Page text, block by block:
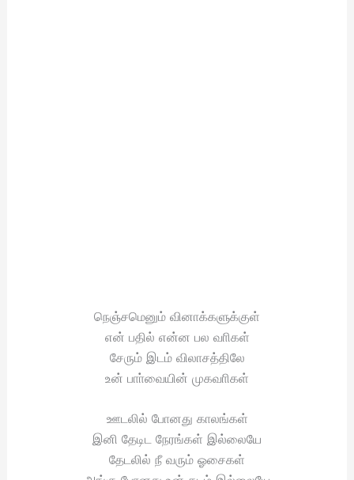
நெஞ்சமெனும் வினாக்களுக்குள்
என் பதில் என்ன பல வாிகள்
சேரும் இடம் விலாசத்திலே
உன் பாா்வையின் முகவாிகள்
ஊடலில் போனது காலங்கள்
இனி தேடிட நேரங்கள் இல்லையே
தேடலில் நீ வரும் ஓசைகள்